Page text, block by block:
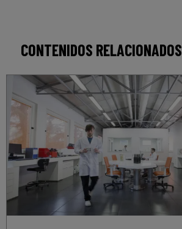
CONTENIDOS RELACIONADOS